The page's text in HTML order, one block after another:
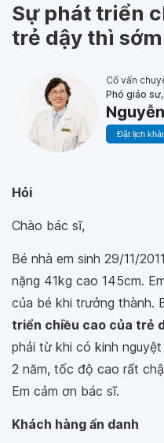
Sự phát triển
trẻ dậy thì
Cố vấn
Phó giáo
Đặt lịch
Hỏi
Chào bác sĩ,
Bé nhà em sinh 29/11/
nặng 41kg cao 145cm.
của bé khi trưởng thành.
triển chiều cao của trẻ
phải từ khi có kinh
2 năm, tốc độ cao rất
Em cảm ơn bác sĩ.
Khách hàng ẩn danh